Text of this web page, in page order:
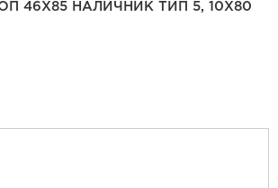
46Х85 НАЛИЧНИК ТИП 5, 10Х80